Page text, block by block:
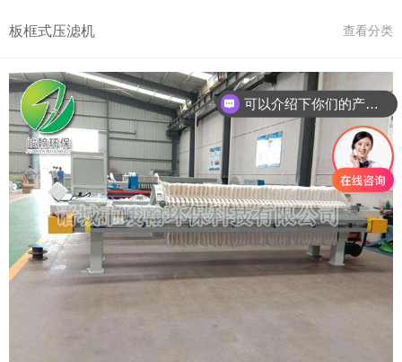
板框式压滤机 查看分类
可以介绍下你们的产品么